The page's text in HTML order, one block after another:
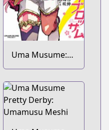
Uma Musume:
Pretty Derby -
Star Blossom